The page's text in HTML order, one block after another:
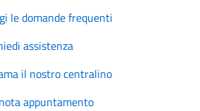
le domande frequenti
assistenza
il nostro centralino
appuntamento